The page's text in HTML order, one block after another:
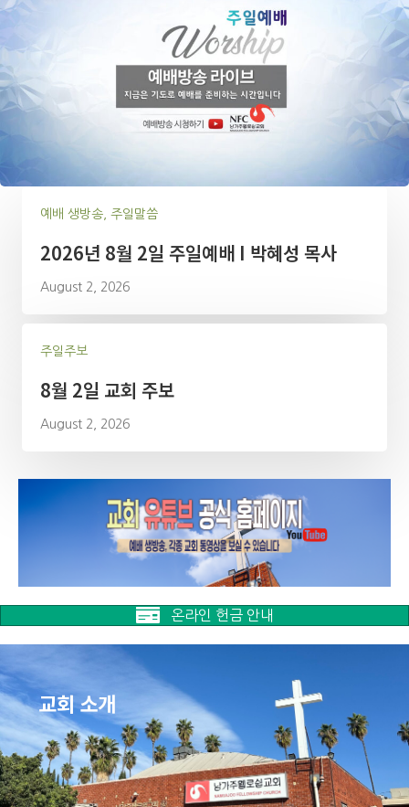
예배 생방송, 주일말씀
2026년 8월 2일 주일예배 I 박혜성 목사
August 2, 2026
주일주보
8월 2일 교회 주보
August 2, 2026
온라인 헌금 안내
교회 소개